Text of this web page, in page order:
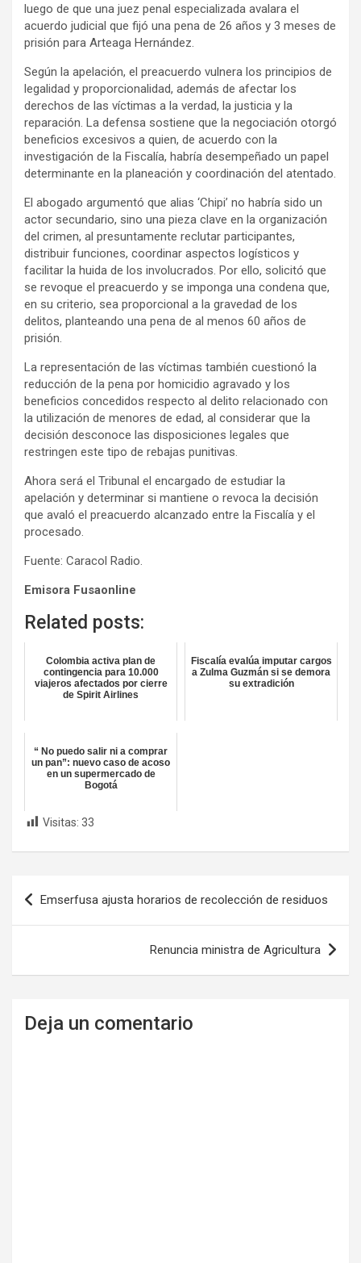
luego de que una juez penal especializada avalara el
acuerdo judicial que fijó una pena de 26 años y 3 meses de
prisión para Arteaga Hernández.
Según la apelación, el preacuerdo vulnera los principios de
legalidad y proporcionalidad, además de afectar los
derechos de las víctimas a la verdad, la justicia y la
reparación. La defensa sostiene que la negociación otorgó
beneficios excesivos a quien, de acuerdo con la
investigación de la Fiscalía, habría desempeñado un papel
determinante en la planeación y coordinación del atentado.
El abogado argumentó que alias ‘Chipi’ no habría sido un
actor secundario, sino una pieza clave en la organización
del crimen, al presuntamente reclutar participantes,
distribuir funciones, coordinar aspectos logísticos y
facilitar la huida de los involucrados. Por ello, solicitó que
se revoque el preacuerdo y se imponga una condena que,
en su criterio, sea proporcional a la gravedad de los
delitos, planteando una pena de al menos 60 años de
prisión.
La representación de las víctimas también cuestionó la
reducción de la pena por homicidio agravado y los
beneficios concedidos respecto al delito relacionado con
la utilización de menores de edad, al considerar que la
decisión desconoce las disposiciones legales que
restringen este tipo de rebajas punitivas.
Ahora será el Tribunal el encargado de estudiar la
apelación y determinar si mantiene o revoca la decisión
que avaló el preacuerdo alcanzado entre la Fiscalía y el
procesado.
Fuente: Caracol Radio.
Emisora Fusaonline
Related posts:
Colombia activa plan de
contingencia para 10.000
viajeros afectados por cierre
de Spirit Airlines
Fiscalía evalúa imputar cargos
a Zulma Guzmán si se demora
su extradición
“ No puedo salir ni a comprar
un pan”: nuevo caso de acoso
en un supermercado de
Bogotá
Visitas: 33
Navegación
de
Emserfusa ajusta horarios de recolección de residuos
Renuncia ministra de Agricultura
Deja un comentario